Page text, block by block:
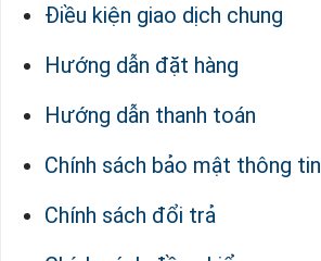
Điều kiện giao dịch chung
Hướng dẫn đặt hàng
Hướng dẫn thanh toán
Chính sách bảo mật thông tin
Chính sách đổi trả